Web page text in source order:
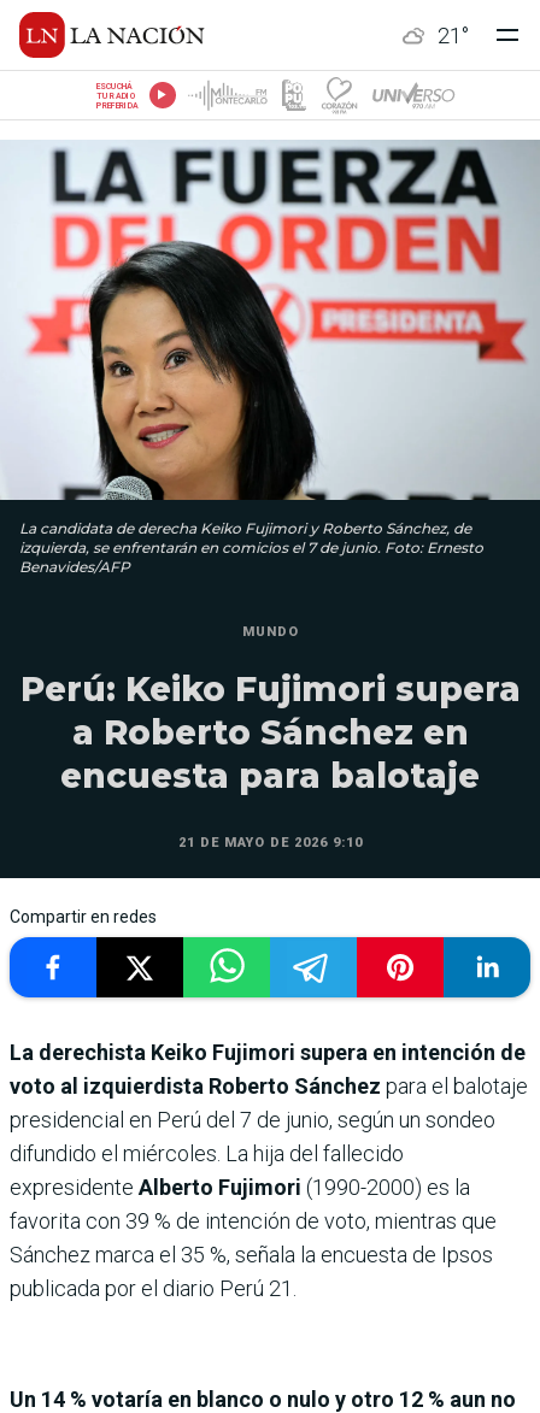
21 °
ESCUCHÁ
TU RADIO
PREFERIDA
La candidata de derecha Keiko Fujimori y Roberto Sánchez, de
izquierda, se enfrentarán en comicios el 7 de junio. Foto: Ernesto
Benavides/AFP
MUNDO
Perú: Keiko Fujimori supera
a Roberto Sánchez en
encuesta para balotaje
21 DE MAYO DE 2026 9:10
Compartir en redes
La derechista Keiko Fujimori supera en intención de
voto al izquierdista Roberto Sánchez para el balotaje
presidencial en Perú del 7 de junio, según un sondeo
difundido el miércoles. La hija del fallecido
expresidente Alberto Fujimori (1990-2000) es la
favorita con 39 % de intención de voto, mientras que
Sánchez marca el 35 %, señala la encuesta de Ipsos
publicada por el diario Perú 21.
Un 14 % votaría en blanco o nulo y otro 12 % aun no